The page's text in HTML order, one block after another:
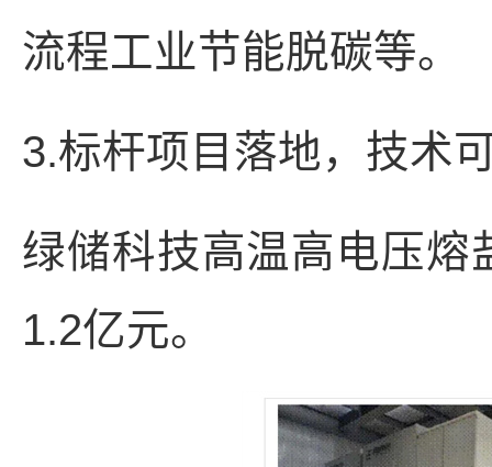
流程工业节能脱碳等。
3.标杆项目落地，技术
绿储科技高温高电压熔
1.2亿元。